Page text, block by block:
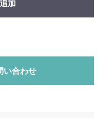
加
い合わせ